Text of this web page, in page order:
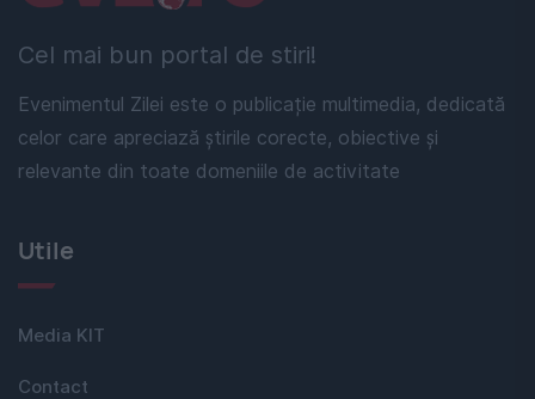
Cel mai bun portal de stiri!
Evenimentul Zilei este o publicație multimedia, dedicată
celor care apreciază știrile corecte, obiective și
relevante din toate domeniile de activitate
Utile
Media KIT
Contact